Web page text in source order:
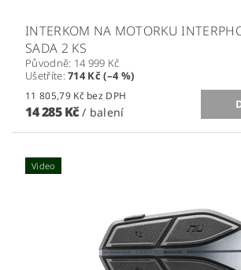
INTERKOM NA MOTORKU
SADA 2 KS
Původně: 14 999 Kč
Ušetříte:714 Kč (–4 %)
11 805,79 Kč bez DPH
14 285 Kč/ balení
Video